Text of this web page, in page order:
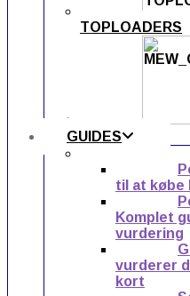
TOPLOADERS
GUIDES
til at købe
Komplet
vurdering
vurderer
kort